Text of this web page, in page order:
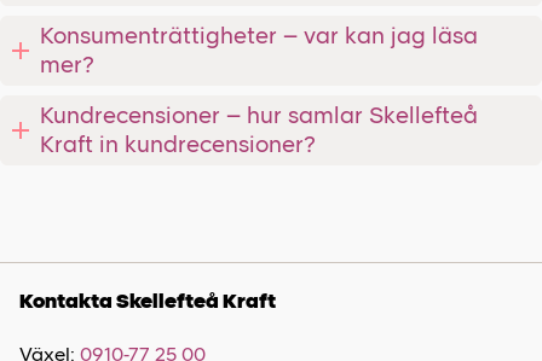
Konsumenträttigheter – var kan jag läsa
mer?
Kundrecensioner – hur samlar Skellefteå
Kraft in kundrecensioner?
Kontakta Skellefteå Kraft
Växel: 0910-77 25 00